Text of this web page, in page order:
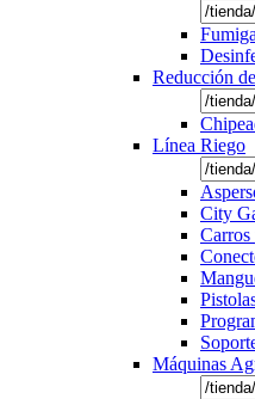
Reducción
Línea Riego
City
Carros
Máquinas